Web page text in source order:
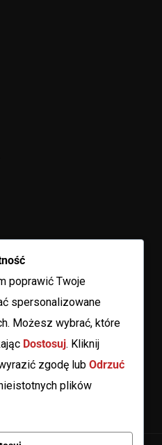
poprawić Twoje
spersonalizowane
Możesz wybrać, które
Dostosuj. Kliknij
zgodę lub Odrzuć
plików